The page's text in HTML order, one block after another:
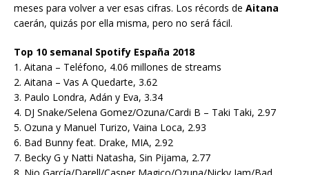
meses para volver a ver esas cifras. Los récords de Aitana
caerán, quizás por ella misma, pero no será fácil.
Top 10 semanal Spotify España 2018
1. Aitana – Teléfono, 4.06 millones de streams
2. Aitana – Vas A Quedarte, 3.62
3. Paulo Londra, Adán y Eva, 3.34
4. DJ Snake/Selena Gomez/Ozuna/Cardi B – Taki Taki, 2.97
5. Ozuna y Manuel Turizo, Vaina Loca, 2.93
6. Bad Bunny feat. Drake, MIA, 2.92
7. Becky G y Natti Natasha, Sin Pijama, 2.77
8. Nio García/Darell/Casper Magico/Ozuna/Nicky Jam/Bad